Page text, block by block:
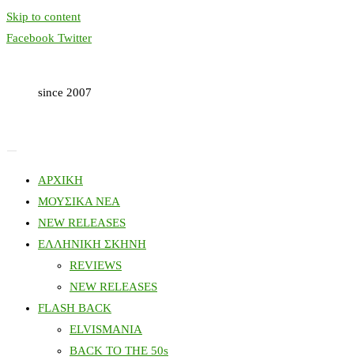
Skip to content
Facebook Twitter
since 2007
ΑΡΧΙΚΗ
ΜΟΥΣΙΚΑ ΝΕΑ
NEW RELEASES
ΕΛΛΗΝΙΚΗ ΣΚΗΝΗ
REVIEWS
NEW RELEASES
FLASH BACK
ELVISMANIA
BACK TO THE 50s